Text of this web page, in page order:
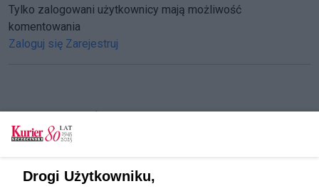
Tylko zalogowani użytkownicy mają możliwość
komentowania
Zaloguj się Zarejestruj
Kołobrzeska inwestycja wstrzymana na dłużej.
Kołobrzeski morderca poczeka na wyrok
Drogi Użytkowniku,